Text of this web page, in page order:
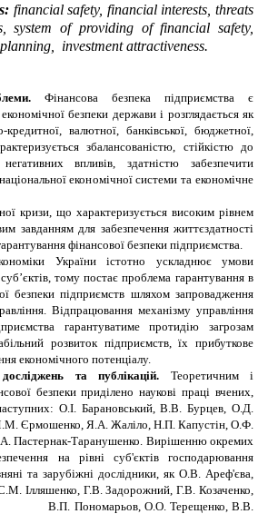
financial safety, financial interests, threats
system of providing of financial safety,
investment attractiveness.
Фінансова безпека підприємства є
безпеки держави і розглядається як
кредитної, валютної, банківської, бюджетної,
збалансованістю, стійкістю до
впливів, здатністю забезпечити
економічної системи та економічне
кризи, що характеризується високим рівнем
завданням для забезпечення життєздатності
фінансової безпеки підприємства.
України істотно ускладнює умови
тому постає проблема гарантування в
безпеки підприємств шляхом запровадження
Відпрацювання механізму управління
гарантуватиме протидію загрозам
розвиток підприємств, їх прибуткове
економічного потенціалу.
та публікацій. Теоретичним і
безпеки приділено наукові праці вчених,
О.І. Барановський, В.В. Бурцев, О.Д.
Єрмошенко, Я.А. Жаліло, Н.П. Капустін, О.Ф.
Пастернак-Таранушенко. Вирішенню окремих
на рівні суб'єктів господарювання
та зарубіжні дослідники, як О.В. Ареф'єва,
Ілляшенко, Г.В. Задорожний, Г.В. Козаченко,
О.О. Терещенко, В.В.